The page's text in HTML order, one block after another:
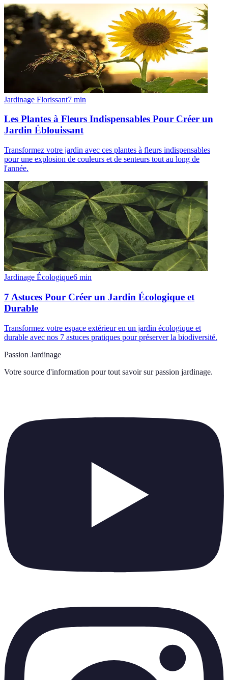
Jardinage Florissant7 min
Les Plantes à Fleurs Indispensables Pour Créer un
Jardin Éblouissant
Transformez votre jardin avec ces plantes à fleurs indispensables
pour une explosion de couleurs et de senteurs tout au long de
l'année.
Jardinage Écologique6 min
7 Astuces Pour Créer un Jardin Écologique et
Durable
Transformez votre espace extérieur en un jardin écologique et
durable avec nos 7 astuces pratiques pour préserver la biodiversité.
Passion Jardinage
Votre source d'information pour tout savoir sur passion jardinage.